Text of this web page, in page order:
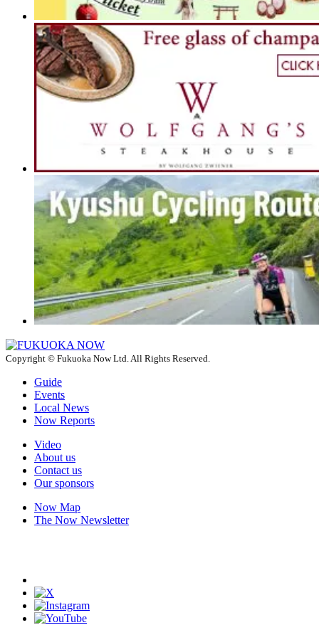
Copyright © Fukuoka Now Ltd. All Rights Reserved.
Guide
Events
Local News
Now Reports
Video
About us
Contact us
Our sponsors
Now Map
The Now Newsletter